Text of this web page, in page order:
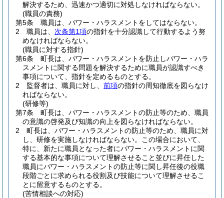
解決するため、迅速かつ適切に対処しなければならない。
(職員の責務)
第5条
職員は、パワー・ハラスメントをしてはならない。
2
職員は、 次条第1項の指針を十分認識して行動するよう努
めなければならない。
(職員に対する指針)
第6条
町長は、パワー・ハラスメントを防止しパワー・ハラ
スメントに関する問題を解決するために職員が認識すべき
事項について、指針を定めるものとする。
2
監督者は、職員に対し、 前項の指針の周知徹底を図らなけ
ればならない。
(研修等)
第7条
町長は、パワー・ハラスメントの防止等のため、職員
の意識の啓発及び知識の向上を図らなければならない。
2
町長は、パワー・ハラスメントの防止等のため、職員に対
し、研修を実施しなければならない。
この場合において、
特に、新たに職員となった者にパワー・ハラスメントに関
する基本的な事項について理解させること並びに昇任した
職員にパワー・ハラスメントの防止等に関し昇任後の役職
段階ごとに求められる役割及び技能について理解させるこ
とに留意するものとする。
(苦情相談への対応)